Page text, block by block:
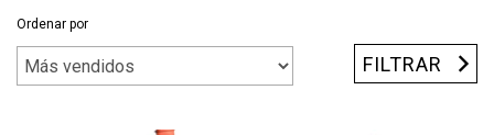
Ordenar por
FILTRAR